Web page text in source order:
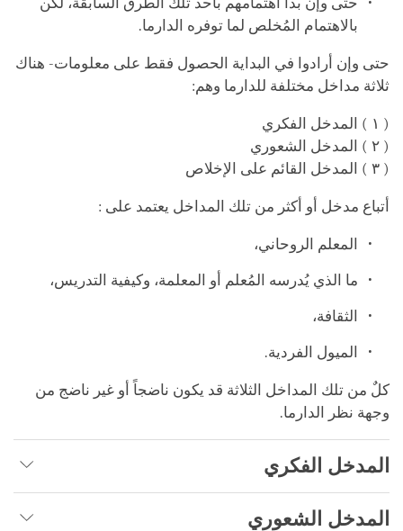
بالاهتمام المُخلص لما توفره الدارما.
حتى وإن أرادوا في البداية الحصول فقط على معلومات- هناك
ثلاثة مداخل مختلفة للدارما وهم:
( ١ ) المدخل الفكري
( ٢ ) المدخل الشعوري
( ٣ ) المدخل القائم على الإخلاص
أتباع مدخل أو أكثر من تلك المداخل يعتمد على :
المعلم الروحاني،
ما الذي يُدرسه المُعلم أو المعلمة، وكيفية التدريس،
الثقافة،
الميول الفردية.
كلٌ من تلك المداخل الثلاثة قد يكون ناضجاً أو غير ناضج من
وجهة نظر الدارما.
المدخل الفكري
المدخل الشعوري